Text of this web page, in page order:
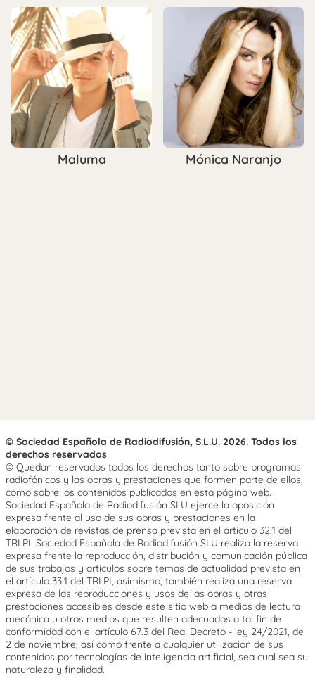
Maluma Mónica Naranjo
© Sociedad Española de Radiodifusión, S.L.U. 2026. Todos los
derechos reservados
© Quedan reservados todos los derechos tanto sobre programas
radiofónicos y las obras y prestaciones que formen parte de ellos,
como sobre los contenidos publicados en esta página web.
Sociedad Española de Radiodifusión SLU ejerce la oposición
expresa frente al uso de sus obras y prestaciones en la
elaboración de revistas de prensa prevista en el artículo 32.1 del
TRLPI. Sociedad Española de Radiodifusión SLU realiza la reserva
expresa frente la reproducción, distribución y comunicación pública
de sus trabajos y artículos sobre temas de actualidad prevista en
el artículo 33.1 del TRLPI, asimismo, también realiza una reserva
expresa de las reproducciones y usos de las obras y otras
prestaciones accesibles desde este sitio web a medios de lectura
mecánica u otros medios que resulten adecuados a tal fin de
conformidad con el artículo 67.3 del Real Decreto - ley 24/2021, de
2 de noviembre, así como frente a cualquier utilización de sus
contenidos por tecnologías de inteligencia artificial, sea cual sea su
naturaleza y finalidad.